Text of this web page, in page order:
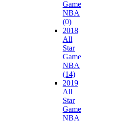
Game
NBA
(0)
2018
All
Star
Game
NBA
(14)
2019
All
Star
Game
NBA